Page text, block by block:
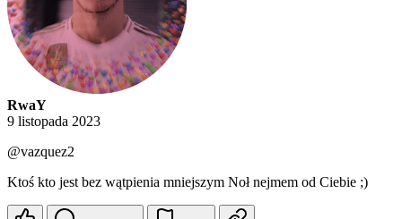
RwaY
9 listopada 2023
@vazquez2
Ktoś kto jest bez wątpienia mniejszym Noł nejmem od Ciebie ;)